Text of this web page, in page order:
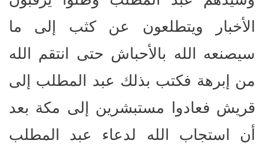
الأخبار ويتطلعون عن كثب إلى ما
سيصنعه الله بالأحباش حتى انتقم الله
من إبرهة فكتب بذلك عبد المطلب إلى
قريش فعادوا مستبشرين إلى مكة بعد
أن استجاب الله لدعاء عبد المطلب